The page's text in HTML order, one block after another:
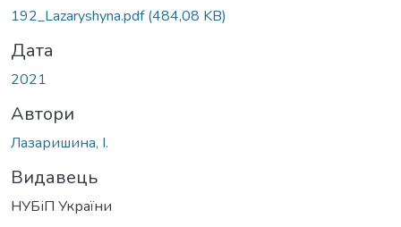
192_Lazaryshyna.pdf(484,08 KB)
Дата
2021
Автори
Лазаришина, І.
Видавець
НУБіП України